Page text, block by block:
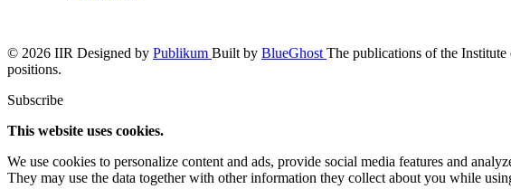
© 2026 IIR Designed by Publikum Built by BlueGhost The publications of the
positions.
Subscribe
This website uses cookies.
We use cookies to personalize content and ads, provide social media features and
They may use the data together with other information they collect about you while